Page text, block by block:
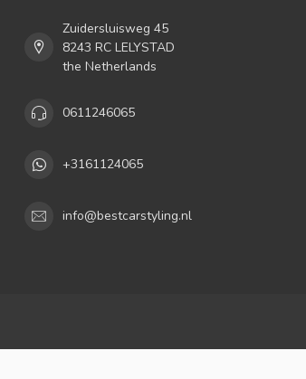
Zuidersluisweg 45
8243 RC LELYSTAD
the Netherlands
0611246065
+3161124065
info@bestcarstyling.nl